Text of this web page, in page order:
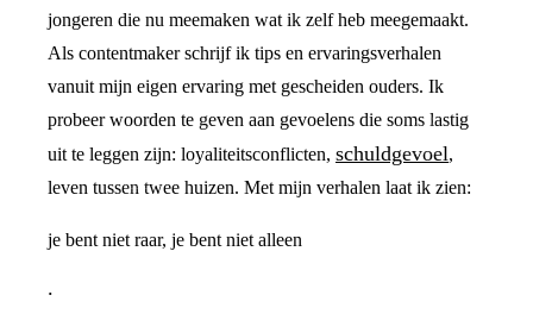
jongeren die nu meemaken wat ik zelf heb meegemaakt.
Als contentmaker schrijf ik tips en ervaringsverhalen
vanuit mijn eigen ervaring met gescheiden ouders. Ik
probeer woorden te geven aan gevoelens die soms lastig
uit te leggen zijn: loyaliteitsconflicten, schuldgevoel,
leven tussen twee huizen. Met mijn verhalen laat ik zien:
je bent niet raar, je bent niet alleen
.